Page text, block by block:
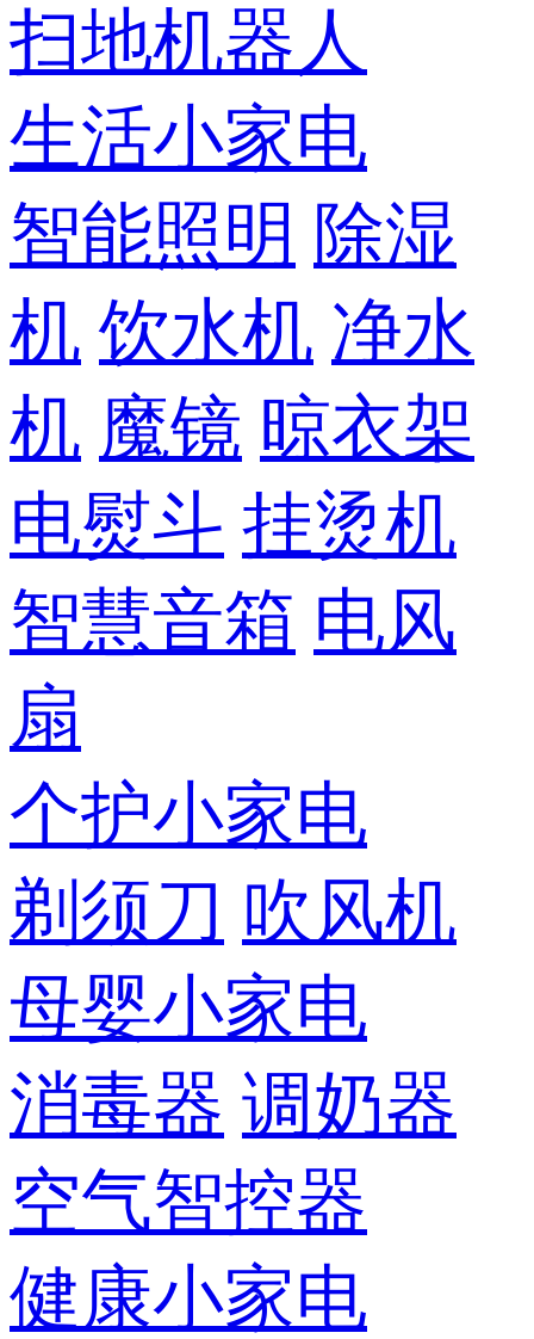
扫地机器人
生活小家电
智能照明 除湿
机 饮水机 净水
机 魔镜 晾衣架
电熨斗 挂烫机
智慧音箱 电风
扇
个护小家电
剃须刀 吹风机
母婴小家电
消毒器 调奶器
空气智控器
健康小家电